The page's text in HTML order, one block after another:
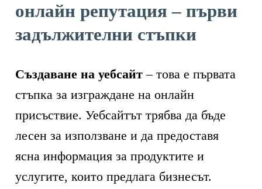
онлайн репутация – първи
задължителни стъпки
Създаване на уебсайт– това е първата
стъпка за изграждане на онлайн
присъствие. Уебсайтът трябва да бъде
лесен за използване и да предоставя
ясна информация за продуктите и
услугите, които предлага бизнесът.